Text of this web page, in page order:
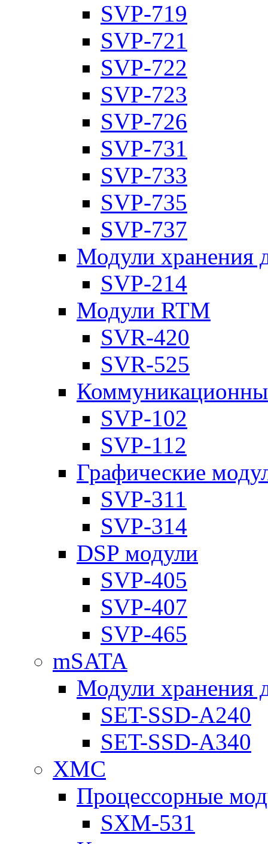
SVP-719
SVP-721
SVP-722
SVP-723
SVP-726
SVP-731
SVP-733
SVP-735
SVP-737
Модули хранения
SVP-214
Модули RTM
SVR-420
SVR-525
SVP-102
SVP-112
Графические
SVP-311
SVP-314
DSP модули
SVP-405
SVP-407
SVP-465
mSATA
Модули хранения
SET-SSD-A240
SET-SSD-A340
XMC
Процессорные
SXM-531